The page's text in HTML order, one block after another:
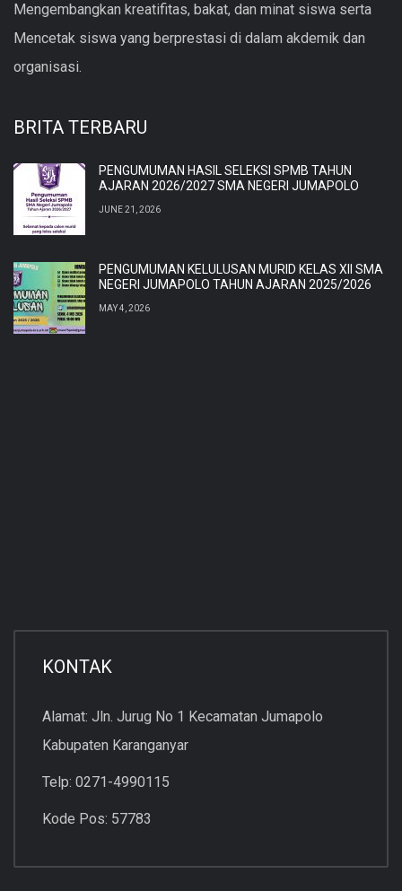
Mengembangkan kreatifitas, bakat, dan minat siswa serta
Mencetak siswa yang berprestasi di dalam akdemik dan
organisasi.
BRITA TERBARU
PENGUMUMAN HASIL SELEKSI SPMB TAHUN
AJARAN 2026/2027 SMA NEGERI JUMAPOLO
JUNE 21, 2026
PENGUMUMAN KELULUSAN MURID KELAS XII SMA
NEGERI JUMAPOLO TAHUN AJARAN 2025/2026
MAY 4, 2026
KONTAK
Alamat: Jln. Jurug No 1 Kecamatan Jumapolo
Kabupaten Karanganyar
Telp: 0271-4990115
Kode Pos: 57783